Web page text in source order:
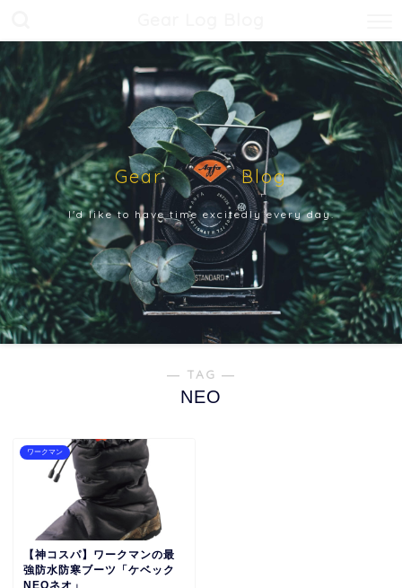
Gear Blog
I'd like to have time excitedly every day.
― TAG ―
NEO
ワークマン
【神コスパ】ワークマンの最
強防水防寒ブーツ「ケベック